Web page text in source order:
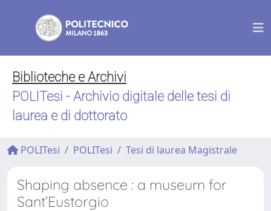
Biblioteche e Archivi
POLITesi - Archivio digitale delle tesi di
laurea e di dottorato
POLITesi POLITesi Tesi di laurea Magistrale
Shaping absence : a museum for
Sant’Eustorgio